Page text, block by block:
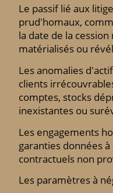
Le passif lié aux
prud'homaux,
la date de la
matérialisés ou
Les anomalies
clients
comptes, stocks
inexistantes ou
Les engagements
garanties données
contractuels non
Les paramètres à